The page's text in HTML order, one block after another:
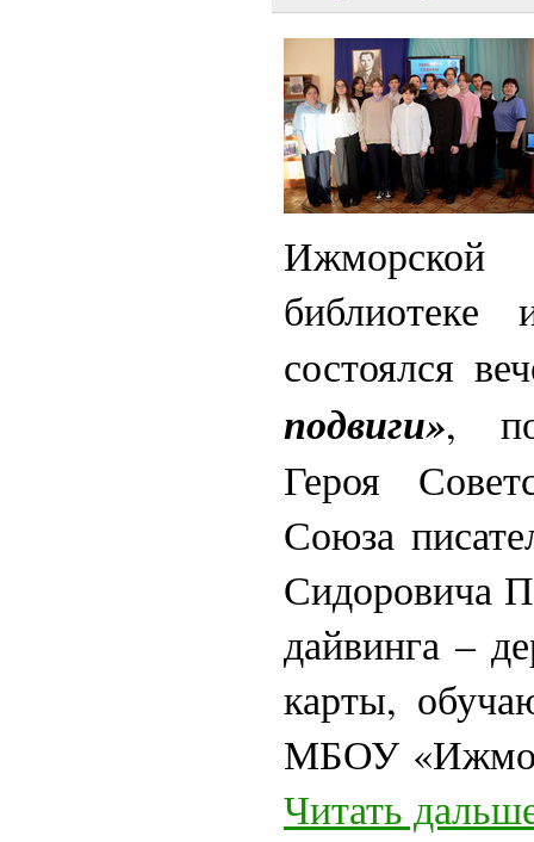
состоялся
подвиги»,
Героя
Союза
Сидоровича
дайвинга –
карты,
МБОУ
Читать